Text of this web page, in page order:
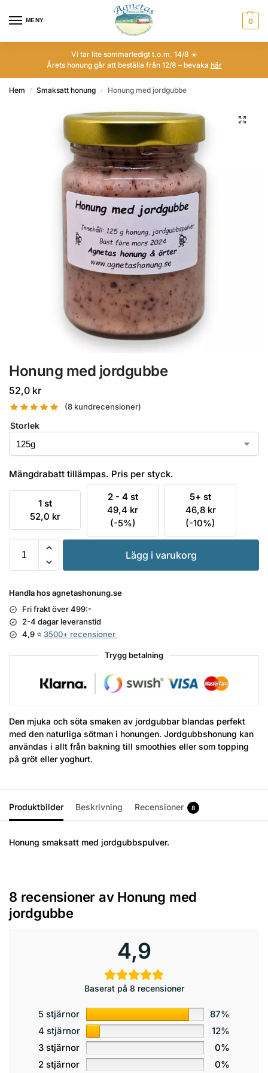
MENY 0
Vi tar lite sommarledigt t.o.m. 14/8 ☀️
Årets honung går att beställa från 12/8 – bevaka här
Hem / Smaksatt honung / Honung med jordgubbe
Honung med jordgubbe
52,0 kr
(8 kundrecensioner)
Storlek
Mängdrabatt tillämpas. Pris per styck.
1 st
52,0 kr
2 - 4 st
49,4 kr
(-5%)
5+ st
46,8 kr
(-10%)
Lägg i varukorg
Handla hos agnetashonung.se
Fri frakt över 499:-
2-4 dagar leveranstid
4,9 ⭐ 3500+ recensioner
Trygg betalning
Den mjuka och söta smaken av jordgubbar blandas perfekt
med den naturliga sötman i honungen. Jordgubbshonung kan
användas i allt från bakning till smoothies eller som topping
på gröt eller yoghurt.
Produktbilder Beskrivning Recensioner 8
Honung smaksatt med jordgubbspulver.
8 recensioner av Honung med
jordgubbe
4,9
Baserat på 8 recensioner
5 stjärnor
87%
4 stjärnor
12%
3 stjärnor
0%
2 stjärnor
0%